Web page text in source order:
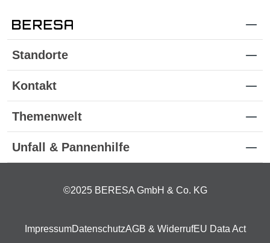
Standorte
Kontakt
Themenwelt
Unfall & Pannenhilfe
©2025 BERESA GmbH & Co. KG
ImpressumDatenschutzAGB & WiderrufEU Data Act